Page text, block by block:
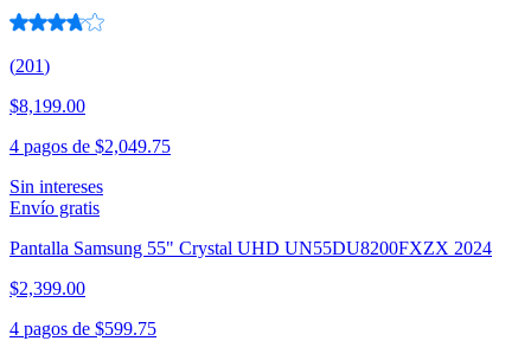
(201)
$8,199.00
4 pagos de $2,049.75
Sin intereses
Envío gratis
Pantalla Samsung 55" Crystal UHD UN55DU8200FXZX 2024
$2,399.00
4 pagos de $599.75